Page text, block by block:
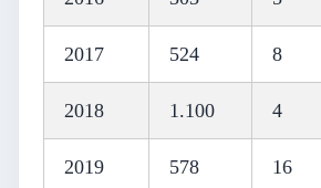
2017 524 8
2018 1.100 4
2019 578 16